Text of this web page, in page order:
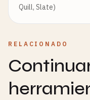
Quill, Slate)
RELACIONADO